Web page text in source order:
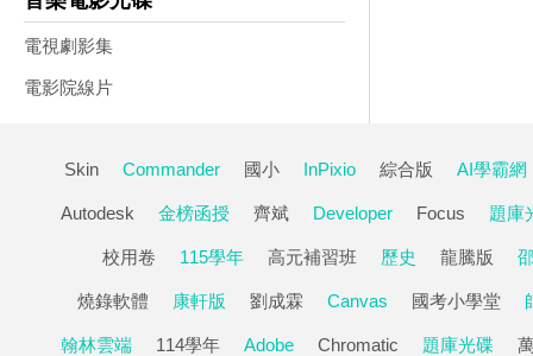
電視劇影集
電影院線片
Skin Commander 國小 InPixio 綜合版 AI學霸網
Autodesk 金榜函授 齊斌 Developer Focus 題庫
校用卷 115學年 高元補習班 歷史 龍騰版
燒錄軟體 康軒版 劉成霖 Canvas 國考小學堂
翰林雲端 114學年 Adobe Chromatic 題庫光碟